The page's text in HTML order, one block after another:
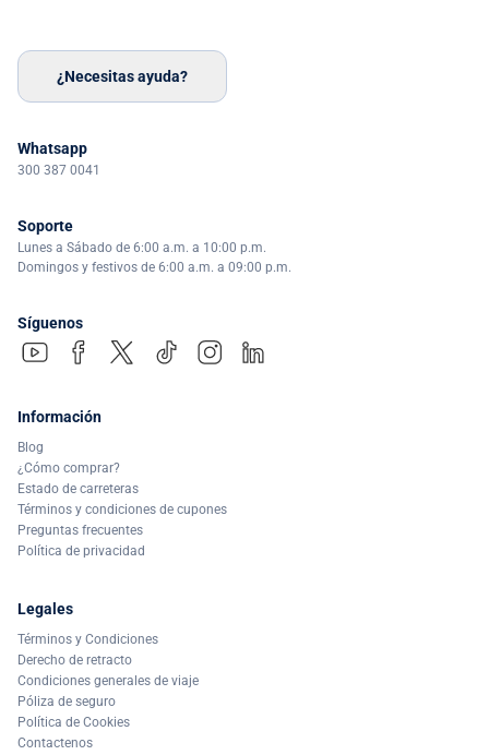
¿Necesitas ayuda?
Whatsapp
300 387 0041
Soporte
Lunes a Sábado de 6:00 a.m. a 10:00 p.m.
Domingos y festivos de 6:00 a.m. a 09:00 p.m.
Síguenos
Información
Blog
¿Cómo comprar?
Estado de carreteras
Términos y condiciones de cupones
Preguntas frecuentes
Política de privacidad
Legales
Términos y Condiciones
Derecho de retracto
Condiciones generales de viaje
Póliza de seguro
Política de Cookies
Contactenos